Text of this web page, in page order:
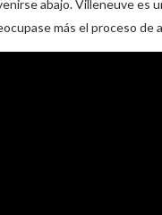
abajo. Villeneuve es
más el proceso de